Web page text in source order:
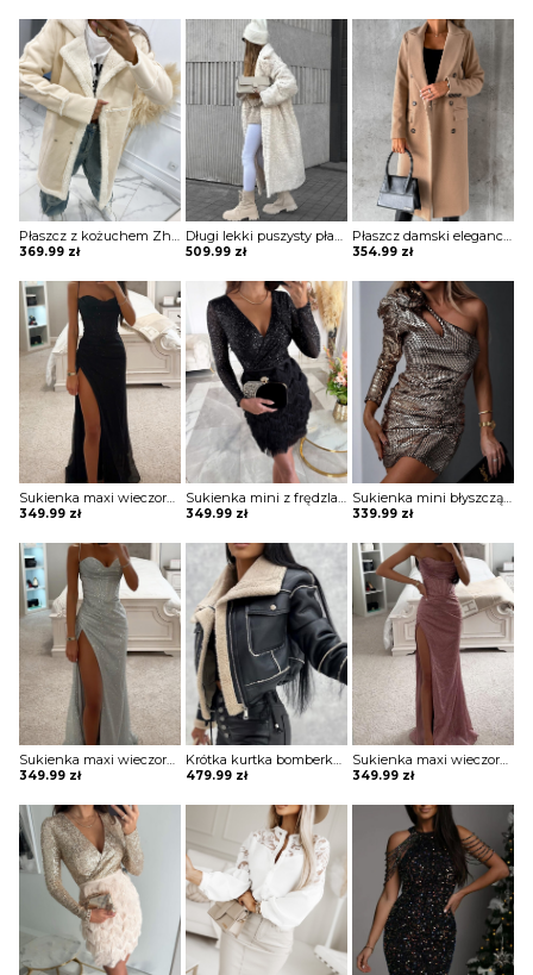
Płaszcz z kożuchem Zhitinja
369.99 zł
Długi lekki puszysty płaszcz Violanthi
509.99 zł
Płaszcz damski elegancki Neelie
354.99 zł
Sukienka maxi wieczorowa z gorsetowym topem Alija
349.99 zł
Sukienka mini z frędzlami na spódnicy Potita
349.99 zł
Sukienka mini błyszcząca na jedno ramię Vildan
339.99 zł
Sukienka maxi wieczorowa z gorsetowym topem Alija
349.99 zł
Krótka kurtka bomberka Avie
479.99 zł
Sukienka maxi wieczorowa z gorsetowym topem Alija
349.99 zł